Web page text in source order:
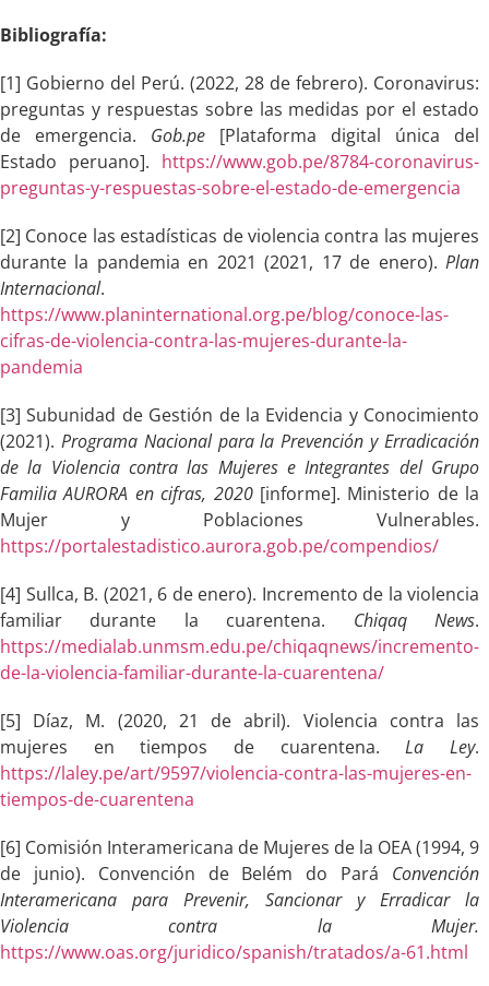
Bibliografía:
[1] Gobierno del Perú. (2022, 28 de febrero). Coronavirus:
preguntas y respuestas sobre las medidas por el estado
de emergencia. Gob.pe [Plataforma digital única del
Estado peruano]. https://www.gob.pe/8784-coronavirus-
preguntas-y-respuestas-sobre-el-estado-de-emergencia
[2] Conoce las estadísticas de violencia contra las mujeres
durante la pandemia en 2021 (2021, 17 de enero). Plan
Internacional.
https://www.planinternational.org.pe/blog/conoce-las-
cifras-de-violencia-contra-las-mujeres-durante-la-
pandemia
[3] Subunidad de Gestión de la Evidencia y Conocimiento
(2021). Programa Nacional para la Prevención y Erradicación
de la Violencia contra las Mujeres e Integrantes del Grupo
Familia AURORA en cifras, 2020[informe]. Ministerio de la
Mujer y Poblaciones Vulnerables.
https://portalestadistico.aurora.gob.pe/compendios/
[4] Sullca, B. (2021, 6 de enero). Incremento de la violencia
familiar durante la cuarentena. Chiqaq News.
https://medialab.unmsm.edu.pe/chiqaqnews/incremento-
de-la-violencia-familiar-durante-la-cuarentena/
[5] Díaz, M. (2020, 21 de abril). Violencia contra las
mujeres en tiempos de cuarentena.La Ley.
https://laley.pe/art/9597/violencia-contra-las-mujeres-en-
tiempos-de-cuarentena
[6] Comisión Interamericana de Mujeres de la OEA (1994, 9
de junio). Convención de Belém do Pará Convención
Interamericana para Prevenir, Sancionar y Erradicar la
Violencia contra la Mujer.
https://www.oas.org/juridico/spanish/tratados/a-61.html